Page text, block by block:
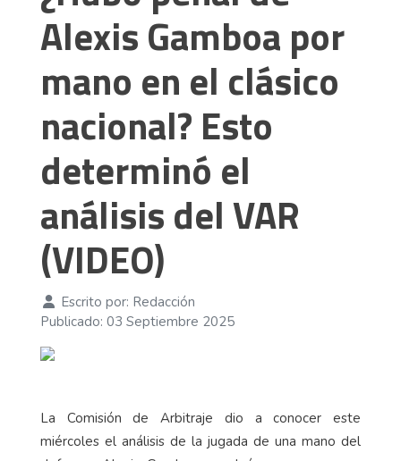
Alexis Gamboa por
mano en el clásico
nacional? Esto
determinó el
análisis del VAR
(VIDEO)
Escrito por: Redacción
Publicado: 03 Septiembre 2025
La Comisión de Arbitraje dio a conocer este
miércoles el análisis de la jugada de una mano del